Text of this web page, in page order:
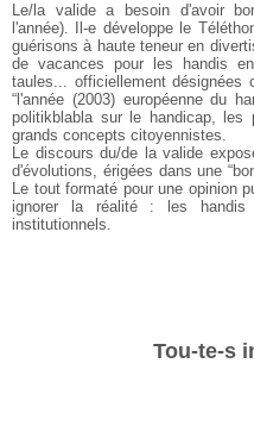
Le/la valide a besoin d'avoir
l'année). Il-e développe le
guérisons à haute teneur en
de vacances pour les handis
taules... officiellement désignées
“l'année (2003) européenne du
politikblabla sur le handicap, les
grands concepts citoyennistes.
Le discours du/de la valide
d'évolutions, érigées dans une
Le tout formaté pour une opinion
ignorer la réalité : les handis
institutionnels.
Tou-te-s